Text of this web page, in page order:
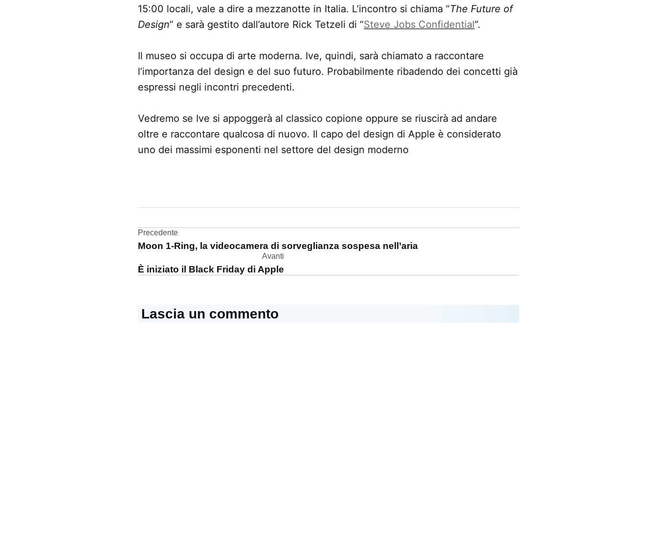
15:00 locali, vale a dire a mezzanotte in Italia. L’incontro si chiama “The Future of
Design” e sarà gestito dall’autore Rick Tetzeli di “Steve Jobs Confidential”.
Il museo si occupa di arte moderna. Ive, quindi, sarà chiamato a raccontare
l’importanza del design e del suo futuro. Probabilmente ribadendo dei concetti già
espressi negli incontri precedenti.
Vedremo se Ive si appoggerà al classico copione oppure se riuscirà ad andare
oltre e raccontare qualcosa di nuovo. Il capo del design di Apple è considerato
uno dei massimi esponenti nel settore del design moderno
Ive
Navigazione
articoli
Precedente
Moon 1-Ring, la videocamera di sorveglianza sospesa nell’aria
Avanti
È iniziato il Black Friday di Apple
Lascia un commento